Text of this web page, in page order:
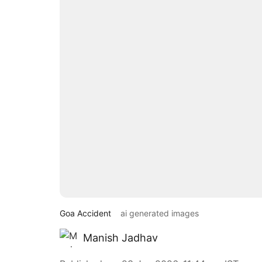
Goa Accident ai generated images
Manish Jadhav